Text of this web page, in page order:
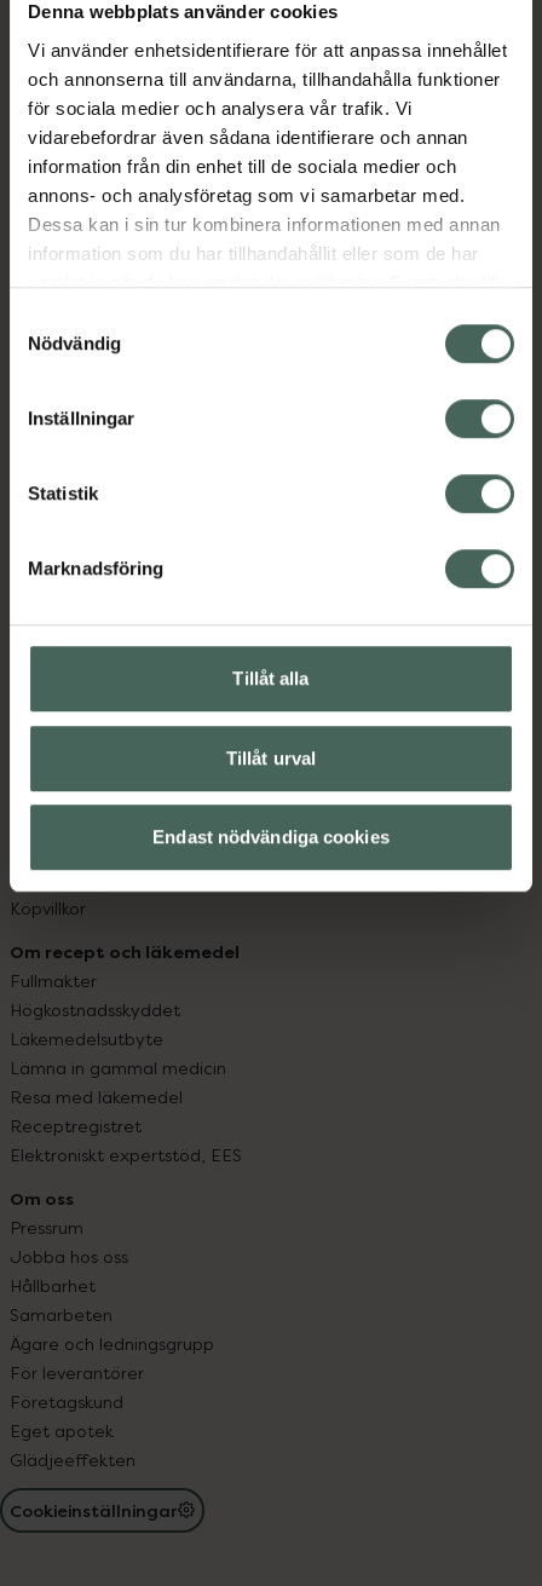
Denna webbplats använder cookies
Vi använder enhetsidentifierare för att anpassa innehållet
och annonserna till användarna, tillhandahålla funktioner
för sociala medier och analysera vår trafik. Vi
vidarebefordrar även sådana identifierare och annan
information från din enhet till de sociala medier och
annons- och analysföretag som vi samarbetar med.
Dessa kan i sin tur kombinera informationen med annan
information som du har tillhandahållit eller som de har
samlat in när du har använt deras tjänster. Samtycke till
återkalla ditt samtycke via webbplatsens
cookieinställningar. Ett återkallat samtycke påverkar inte
lagligheten av behandling som skett innan återkallelsen.
Nödvändig
Inställningar
Statistik
Marknadsföring
Tillåt alla
Tillåt urval
Endast nödvändiga cookies
Aktuella erbjudanden
Beskrivning Dölj
EAN:00300021305550
syd till Lappland i norr, och online i mobilen och på
hjälpa just dig att må lite bättre. Välkommen att prata
med oss.
Kundservice
Hitta apotek
Leverans, betalning och retur
Sajtens tillgänglighet
App
Köpvillkor
Om recept och läkemedel
Fullmakter
Högkostnadsskyddet
Läkemedelsutbyte
Lämna in gammal medicin
Resa med läkemedel
Receptregistret
Elektroniskt expertstöd, EES
Om oss
Pressrum
Jobba hos oss
Hållbarhet
Samarbeten
Ägare och ledningsgrupp
För leverantörer
Företagskund
Eget apotek
Glädjeeffekten
Cookieinställningar